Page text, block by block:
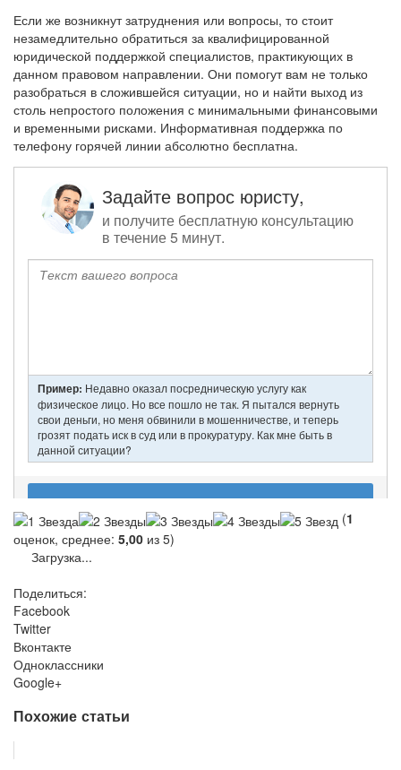
Если же возникнут затруднения или вопросы, то стоит
незамедлительно обратиться за квалифицированной
юридической поддержкой специалистов, практикующих в
данном правовом направлении. Они помогут вам не только
разобраться в сложившейся ситуации, но и найти выход из
столь непростого положения с минимальными финансовыми
и временными рисками. Информативная поддержка по
телефону горячей линии абсолютно бесплатна.
(1
оценок, среднее: 5,00 из 5)
Загрузка...
Поделиться:
Facebook
Twitter
Вконтакте
Одноклассники
Google+
Похожие статьи